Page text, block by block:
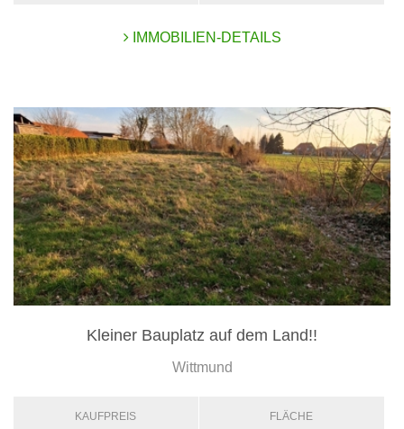
IMMOBILIEN-DETAILS
Kleiner Bauplatz auf dem Land!!
Wittmund
KAUFPREIS FLÄCHE